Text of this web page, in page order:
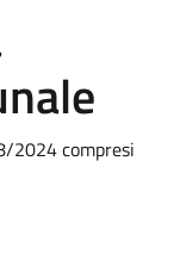
2024 compresi